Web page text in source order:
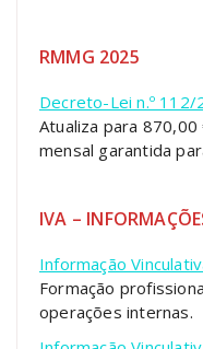
RMMG 2025
Decreto-Lei n.º 112/
Atualiza para
mensal garantida
IVA –
Informação
Formação
operações internas.